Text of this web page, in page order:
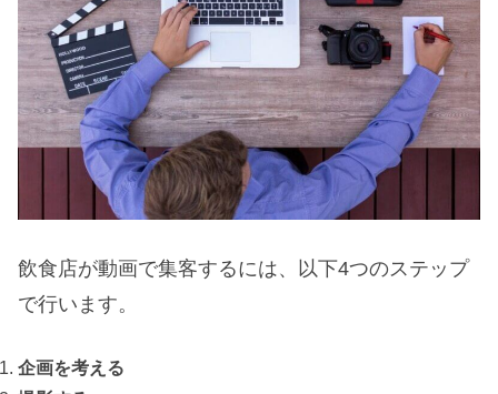
飲食店が動画で集客するには、以下4つのステップ
で行います。
企画を考える